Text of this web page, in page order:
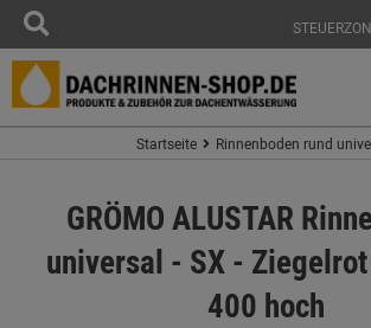
Startseite Rinnenboden rund
GRÖMO ALUSTAR
universal - SX -
400 hoch